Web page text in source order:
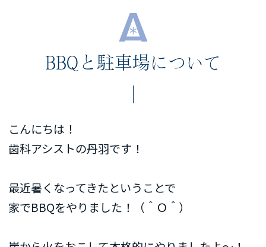
BBQと駐車場について
こんにちは！
歯科アシストの丹羽です！
最近暑くなってきたということで
家でBBQをやりました！（＾Ｏ＾）